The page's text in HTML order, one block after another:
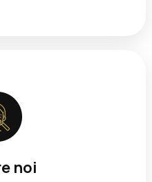
noi